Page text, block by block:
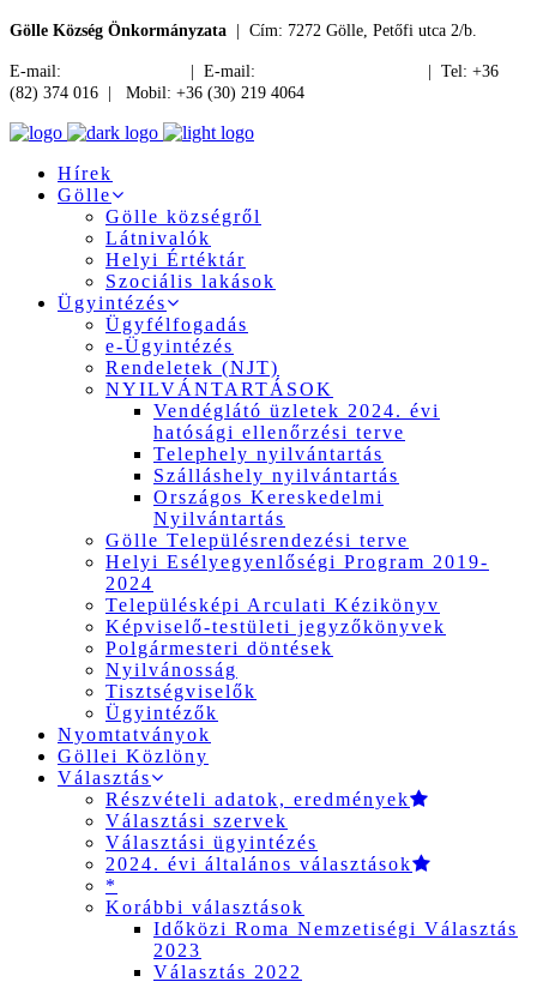
Gölle Község Önkormányzata | Cím: 7272 Gölle, Petőfi utca 2/b.
E-mail: | E-mail:
| Tel: +36
(82) 374 016 | Mobil: +36 (30) 219 4064
Hírek
Gölle
Gölle községről
Látnivalók
Helyi Értéktár
Szociális lakások
Ügyintézés
Ügyfélfogadás
e-Ügyintézés
Rendeletek (NJT)
NYILVÁNTARTÁSOK
Vendéglátó üzletek 2024. évi
hatósági ellenőrzési terve
Telephely nyilvántartás
Szálláshely nyilvántartás
Országos Kereskedelmi
Nyilvántartás
Gölle Településrendezési terve
Helyi Esélyegyenlőségi Program 2019-
2024
Településképi Arculati Kézikönyv
Képviselő-testületi jegyzőkönyvek
Polgármesteri döntések
Nyilvánosság
Tisztségviselők
Ügyintézők
Nyomtatványok
Göllei Közlöny
Választás
Részvételi adatok, eredmények
Választási szervek
Választási ügyintézés
2024. évi általános választások
*
Korábbi választások
Időközi Roma Nemzetiségi Választás
2023
Választás 2022